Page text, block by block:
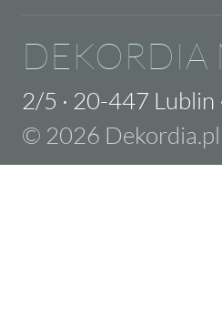
DEKORDIA
2/5 · 20-447 Lublin
© 2026